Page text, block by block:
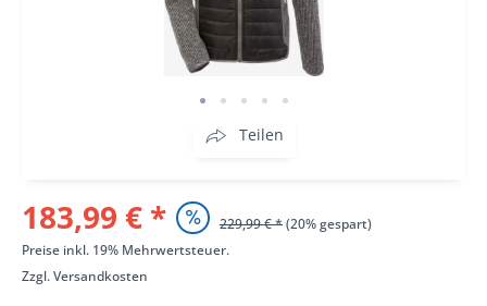
Teilen
183,99 € * 229,99 € *(20% gespart)
Preise inkl. 19% Mehrwertsteuer.
Zzgl.Versandkosten